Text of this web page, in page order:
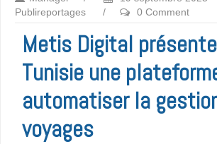
Publireportages
/ 0 Comment
Metis Digital
Tunisie une
automatiser la
voyages